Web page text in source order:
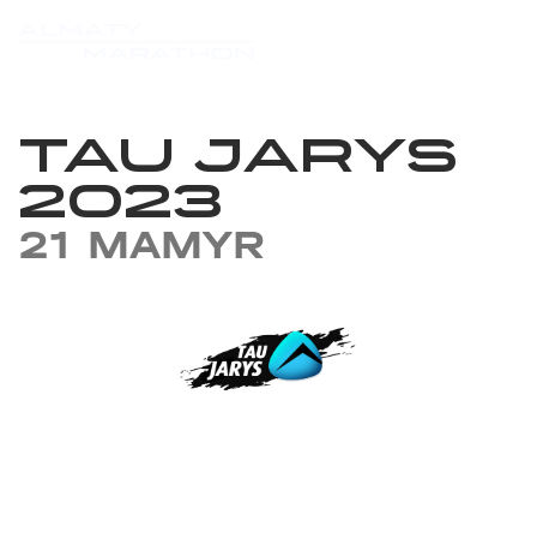
TAU JARYS
2023
21 MAMYR